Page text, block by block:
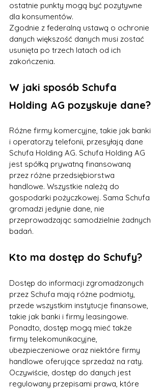
ostatnie punkty mogą być pozytywne
dla konsumentów.
Zgodnie z federalną ustawą o ochronie
danych większość danych musi zostać
usunięta po trzech latach od ich
zakończenia.
W jaki sposób Schufa
Holding AG pozyskuje dane?
Różne firmy komercyjne, takie jak banki
i operatorzy telefonii, przesyłają dane
Schufa Holding AG. Schufa Holding AG
jest spółką prywatną finansowaną
przez różne przedsiębiorstwa
handlowe. Wszystkie należą do
gospodarki pożyczkowej. Sama Schufa
gromadzi jedynie dane, nie
przeprowadzając samodzielnie żadnych
badań.
Kto ma dostęp do Schufy?
Dostęp do informacji zgromadzonych
przez Schufa mają różne podmioty,
przede wszystkim instytucje finansowe,
takie jak banki i firmy leasingowe.
Ponadto, dostęp mogą mieć także
firmy telekomunikacyjne,
ubezpieczeniowe oraz niektóre firmy
handlowe oferujące sprzedaż na raty.
Oczywiście, dostęp do danych jest
regulowany przepisami prawa, które